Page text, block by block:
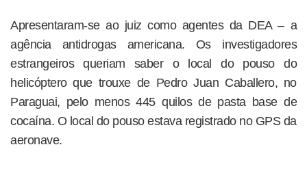
Apresentaram-se ao juiz como agentes da DEA – a
agência antidrogas americana. Os investigadores
estrangeiros queriam saber o local do pouso do
helicóptero que trouxe de Pedro Juan Caballero, no
Paraguai, pelo menos 445 quilos de pasta base de
cocaína. O local do pouso estava registrado no GPS da
aeronave.